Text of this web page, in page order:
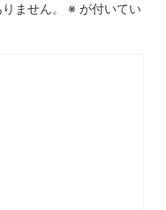
ません。 ※ が付いてい